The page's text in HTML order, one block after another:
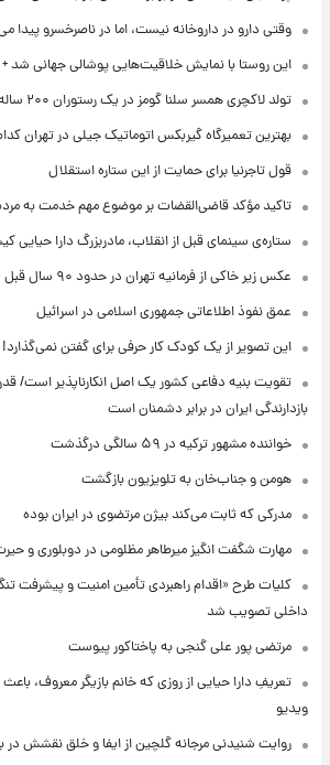
وقتی دارو در داروخانه نیست، اما در ناصرخسرو پیدا
این روستا با نمایش خلاقیت‌هایی پوشالی جهانی شد +
تولد لاکچری همسر سلنا گومز در یک رستوران ۲۰۰ ساله + عکس
بهترین تعمیرگاه گیربکس اتوماتیک جیلی در تهران
قول تاجرنیا برای حمایت از این ستاره استقلال
تاکید مؤکد قاضی‌القضات بر موضوع مهم خدمت به مردم
ستاره‌ی سینمای قبل از انقلاب، مادربزرگ دارا حیایی
عکس زیر خاکی از فرمانیه تهران در حدود ۹۰ سال قبل
عمق نفوذ اطلاعاتی جمهوری اسلامی در اسرائیل
این تصویر از یک کودک کار حرفی برای گفتن نمی‌گذارد!
تقویت بنیه دفاعی کشور یک اصل انکارناپذیر است/
بازدارندگی ایران در برابر دشمنان است
خواننده مشهور ترکیه در ۵۹ سالگی درگذشت
هومن و جناب‌خان به تلویزیون بازگشت
مدرکی که ثابت می‌کند بیژن مرتضوی در ایران بوده
مهارت شگفت انگیز میرطاهر مظلومی در دوبلوری و
کلیات طرح «اقدام راهبردی تأمین امنیت و پیشرفت
داخلی تصویب شد
مرتضی پور علی گنجی به پاختاکور پیوست
تعریفِ دارا حیایی از روزی که خانم بازیگر معروف،
ویدیو
روایت شنیدنی مرجانه گلچین از ایفا و خلق نقشش در